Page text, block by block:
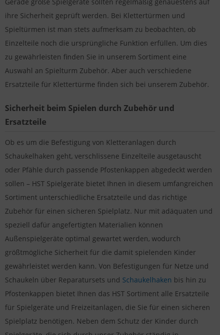
ihre Sicherheit geprüft werden. Bei Klettertürmen und
Spieltürmen ist man stets aufmerksam zu beobachten, ob
Einzelteile noch die ursprüngliche Funktion erfüllen. Um dies
zu gewährleisten finden Sie in unserem Sortiment eine
Auswahl an Spielturm Zubehör. Aber auch verschiedene
Ersatzteile für Klettertürme finden sich bei unserem Zubehör.
Sicherheit beim Spielen durch Zubehör und
Ersatzteile
Ob es um die Befestigung von Kletteranlagen durch
Schaukelhaken geht, verschlissene Einzelteile ausgetauscht
oder Pfähle durch passende Pfostenkappen abgedeckt werden
sollen – HST Spielgeräte bietet Ihnen in diesem umfangreichen
Sortiment unterschiedliche Ersatzteile und das richtige
Zubehör für einen sicheren Spielplatz. Nur mit adäquaten und
speziell dafür angefertigten Materialien können
Außenspielgeräte optimal gewartet werden, wodurch
größtmögliche Sicherheit für die damit spielenden Kinder
gewährleistet werden kann. Von Befestigungen für Netze und
Schaukeln über Reparatursets und Schaukelhaken bis hin zu
Pfostenkappen bietet Ihnen das HST Sortiment alle Ersatzteile
für Spielgeräte und Freizeitanlagen, die Sie für einen sicheren
Spielplatz benötigen. Neben dem Schutz der Kinder durch